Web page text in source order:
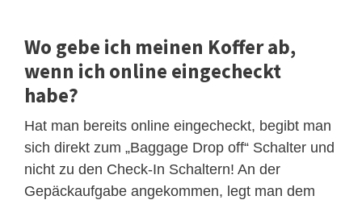
Wo gebe ich meinen Koffer ab,
wenn ich online eingecheckt
habe?
Hat man bereits online eingecheckt, begibt man
sich direkt zum „Baggage Drop off“ Schalter und
nicht zu den Check-In Schaltern! An der
Gepäckaufgabe angekommen, legt man dem